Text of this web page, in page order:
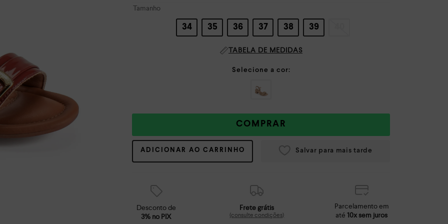
Tamanho
34 35 36 37 38 39
TABELA DE MEDIDAS
COMPRAR
ADICIONAR AO CARRINHO
Desconto de
3% no PIX
Frete grátis
(consulte condições)
Parcelamento em
até10x sem juros